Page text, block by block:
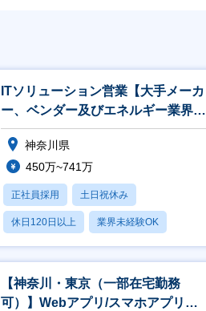
ITソリューション営業【大手メーカ
ー、ベンダー及びエネルギー業界、
官公庁向け】
神奈川県
450万~741万
正社員採用 土日祝休み
休日120日以上 業界未経験OK
産休・育休あり
【神奈川・東京（一部在宅勤務
可）】Webアプリ/スマホアプリ開